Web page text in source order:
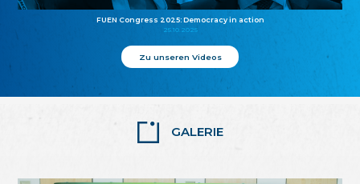
FUEN Congress 2025: Democracy in action
25.10.2025
Zu unseren Videos
GALERIE